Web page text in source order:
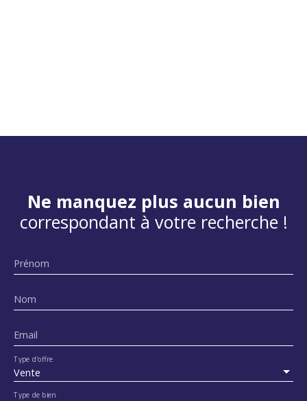
Ne manquez plus aucun bien
correspondant à votre recherche !
Prénom
Nom
Email
Vente
Type d'offre
Type de bien